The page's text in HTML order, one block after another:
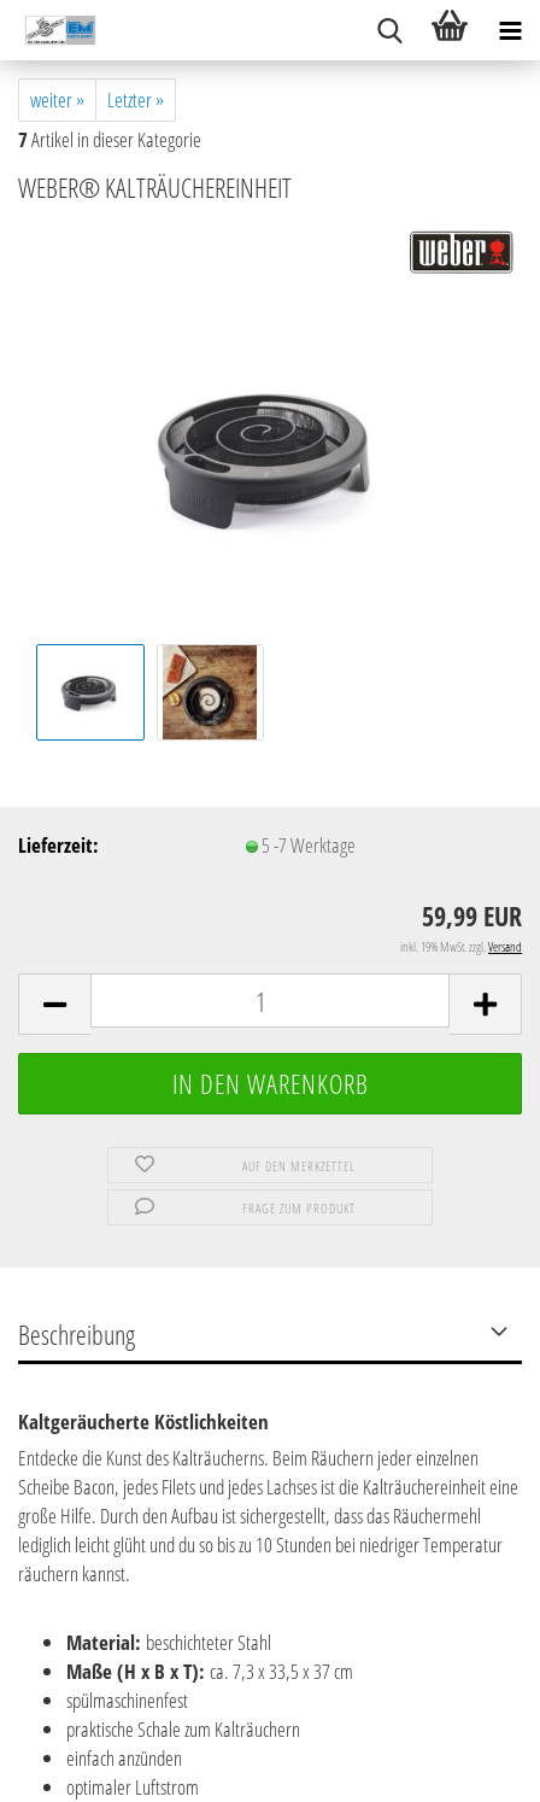
weiter »
Letzter »
7Artikel in dieser Kategorie
WEBER® KALTRÄUCHEREINHEIT
Lieferzeit: 5 -7 Werktage
59,99 EUR
inkl. 19% MwSt. zzgl.Versand
AUF DEN MERKZETTEL
FRAGE ZUM PRODUKT
Beschreibung
Kaltgeräucherte Köstlichkeiten
Entdecke die Kunst des Kalträucherns. Beim Räuchern jeder einzelnen
Scheibe Bacon, jedes Filets und jedes Lachses ist die Kalträuchereinheit eine
große Hilfe. Durch den Aufbau ist sichergestellt, dass das Räuchermehl
lediglich leicht glüht und du so bis zu 10 Stunden bei niedriger Temperatur
räuchern kannst.
Material: beschichteter Stahl
Maße (H x B x T): ca. 7,3 x 33,5 x 37 cm
spülmaschinenfest
praktische Schale zum Kalträuchern
einfach anzünden
optimaler Luftstrom